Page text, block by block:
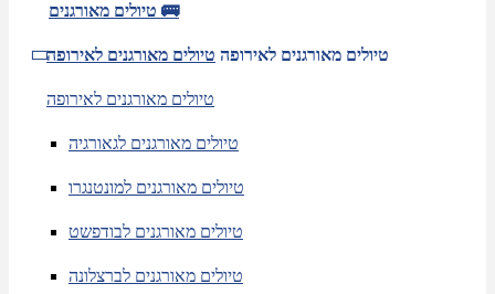
טיולים מאורגנים 🚌
טיולים מאורגנים לאירופה טיולים מאורגנים לאירופה
טיולים מאורגנים לאירופה
טיולים מאורגנים לגאורגיה
טיולים מאורגנים למונטנגרו
טיולים מאורגנים לבודפשט
טיולים מאורגנים לברצלונה